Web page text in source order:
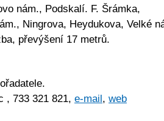
nám., Podskalí. F. Šrámka,
Ningrova, Heydukova, Velké
převýšení 17 metrů.
, 733 321 821, e-mail, web